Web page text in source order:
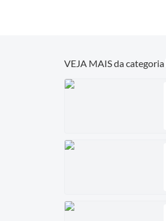
VEJA MAIS da categoria